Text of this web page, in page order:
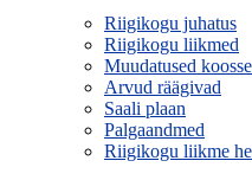
Riigikogu juhatus
Riigikogu liikmed
Muudatused
Arvud räägivad
Saali plaan
Palgaandmed
Riigikogu liikme